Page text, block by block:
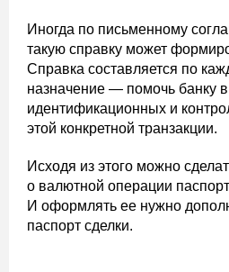
Иногда по письменному
такую справку может
Справка составляется по
назначение — помочь банку
идентификационных и
этой конкретной транзакции.
Исходя из этого можно
о валютной операции
И оформлять ее нужно
паспорт сделки.